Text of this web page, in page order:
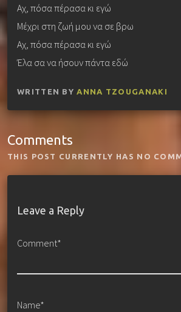
Αχ, πόσα πέρασα κι εγώ
Μέχρι στη ζωή μου να σε βρω
Αχ, πόσα πέρασα κι εγώ
Έλα σα να ήσουν πάντα εδώ
WRITTEN BYANNA TZOUGANAKI
Comments
THIS POST CURRENTLY HAS NO
Leave a Reply
Comment*
Name*